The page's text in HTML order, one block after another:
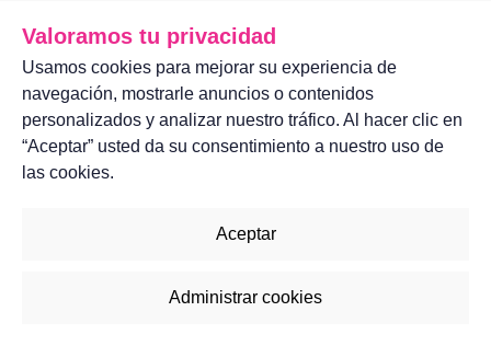
Valoramos tu privacidad
Usamos cookies para mejorar su experiencia de
navegación, mostrarle anuncios o contenidos
personalizados y analizar nuestro tráfico. Al hacer clic en
“Aceptar” usted da su consentimiento a nuestro uso de
las cookies.
Aceptar
Administrar cookies